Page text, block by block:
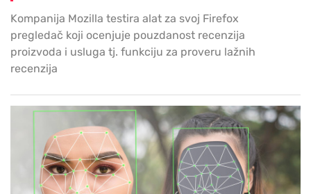
Kompanija Mozilla testira alat za svoj Firefox
pregledač koji ocenjuje pouzdanost recenzija
proizvoda i usluga tj. funkciju za proveru lažnih
recenzija